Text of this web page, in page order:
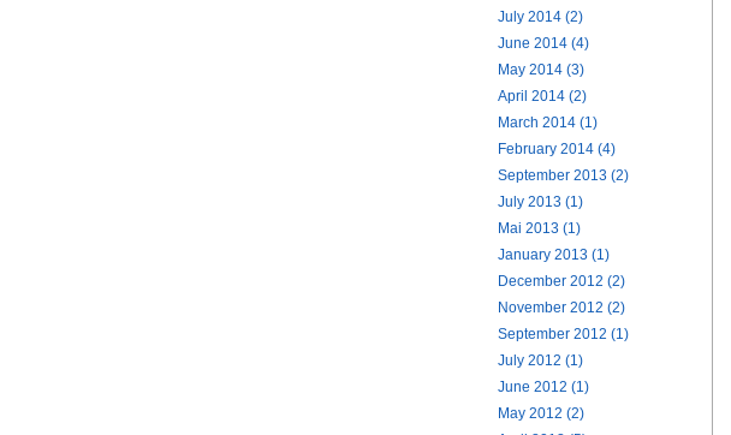
July 2014 (2)
June 2014 (4)
May 2014 (3)
April 2014 (2)
March 2014 (1)
February 2014 (4)
September 2013 (2)
July 2013 (1)
Mai 2013 (1)
January 2013 (1)
December 2012 (2)
November 2012 (2)
September 2012 (1)
July 2012 (1)
June 2012 (1)
May 2012 (2)